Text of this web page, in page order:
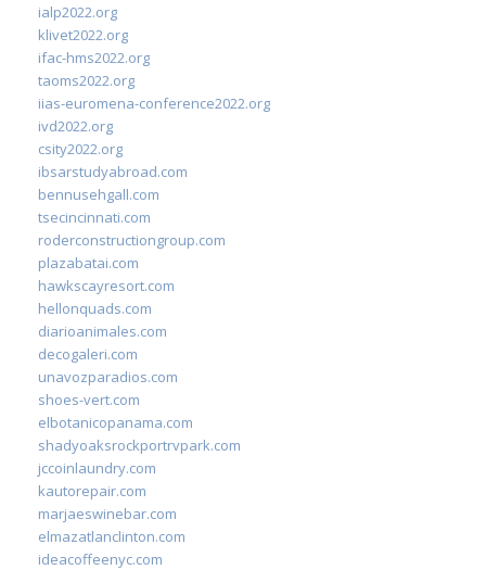
ialp2022.org
klivet2022.org
ifac-hms2022.org
taoms2022.org
iias-euromena-conference2022.org
ivd2022.org
csity2022.org
ibsarstudyabroad.com
bennusehgall.com
tsecincinnati.com
roderconstructiongroup.com
plazabatai.com
hawkscayresort.com
hellonquads.com
diarioanimales.com
decogaleri.com
unavozparadios.com
shoes-vert.com
elbotanicopanama.com
shadyoaksrockportrvpark.com
jccoinlaundry.com
kautorepair.com
marjaeswinebar.com
elmazatlanclinton.com
ideacoffeenyc.com